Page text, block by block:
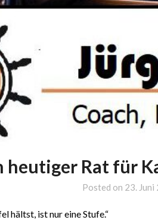
heutiger Rat für
Posted on 23. Juni
hältst, ist nur eine Stufe.“